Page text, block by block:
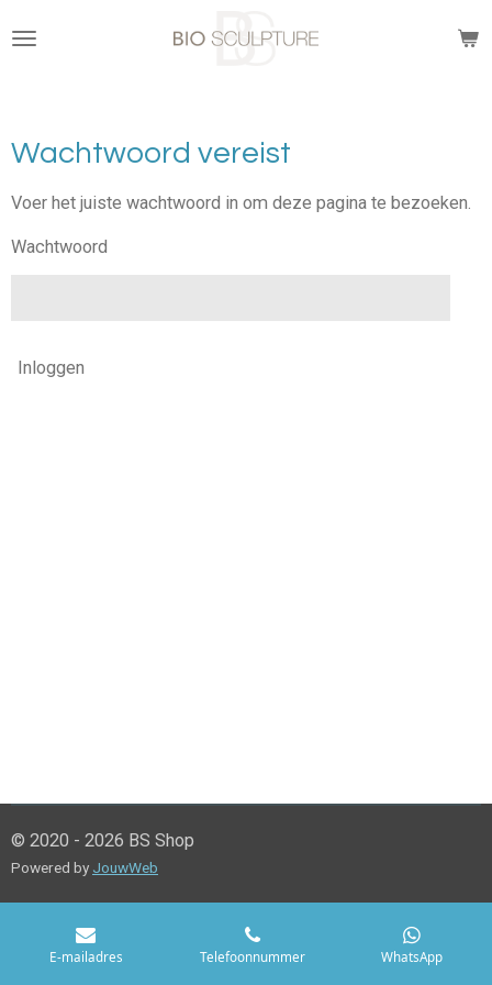
direct
Wachtwoord vereist
Voer het juiste wachtwoord in om deze pagina te bezoeken.
Wachtwoord
Inloggen
© 2020 - 2026 BS Shop
Powered by JouwWeb
E-mailadres Telefoonnummer WhatsApp